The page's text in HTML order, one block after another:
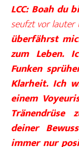
LCC: Boah du
seufzt vor lauter
überfährst
zum Leben.
Funken
Klarheit. Ich
einem
Tränendrüse
deiner
immer nur